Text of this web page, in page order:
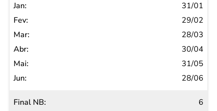
31/01
29/02
28/03
30/04
31/05
28/06
6